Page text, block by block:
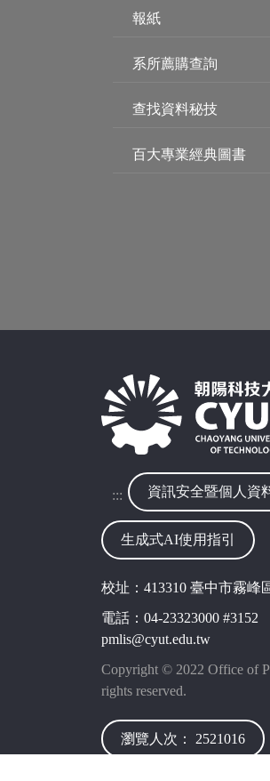
報紙
系所薦購查詢
查找資料秘技
百大專業經典圖書
::: 資訊安全暨個人資
生成式AI使用指引
校址：413310 臺中市霧
電話：04-23323000
pmlis@cyut.edu.tw
Copyright © 2022 Office of
rights reserved.
瀏覽人次： 2521016